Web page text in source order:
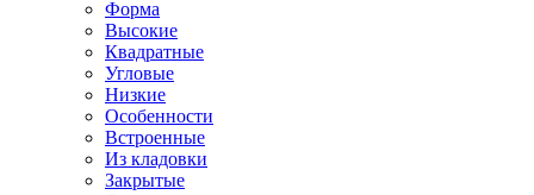
Форма
Высокие
Квадратные
Угловые
Низкие
Особенности
Встроенные
Из кладовки
Закрытые